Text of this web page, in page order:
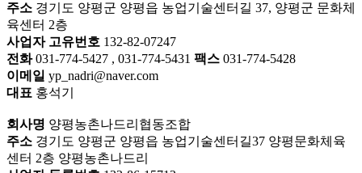
주소 경기도 양평군 양평읍 농업기술센터길 37, 양평군 문화체
육센터 2층
사업자 고유번호 132-82-07247
전화031-774-5427 , 031-774-5431 팩스 031-774-5428
이메일 yp_nadri@naver.com
대표 홍석기
회사명 양평농촌나드리협동조합
주소 경기도 양평군 양평읍 농업기술센터길37 양평문화체육
센터 2층 양평농촌나드리